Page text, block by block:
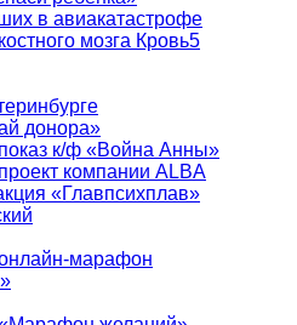
в авиакатастрофе
мозга Кровь5
донора»
к/ф «Война Анны»
компании ALBA
«Главпсихплав»